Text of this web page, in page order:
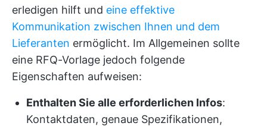
erledigen hilft und eine effektive
Kommunikation zwischen Ihnen und dem
Lieferanten ermöglicht. Im Allgemeinen sollte
eine RFQ-Vorlage jedoch folgende
Eigenschaften aufweisen:
Enthalten Sie alle erforderlichen Infos:
Kontaktdaten, genaue Spezifikationen,